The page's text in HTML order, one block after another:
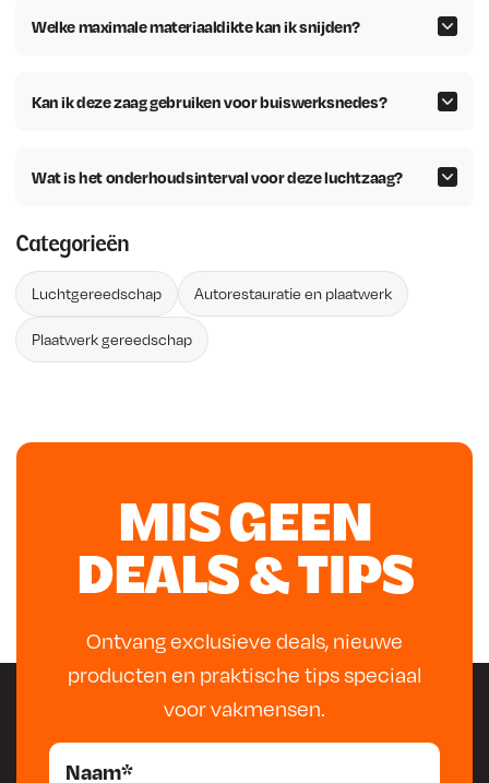
Welke maximale materiaaldikte kan ik snijden?
Kan ik deze zaag gebruiken voor buiswerksnedes?
Wat is het onderhoudsinterval voor deze luchtzaag?
Categorieën
Luchtgereedschap Autorestauratie en plaatwerk
Plaatwerk gereedschap
MIS GEEN
DEALS & TIPS
Ontvang exclusieve deals, nieuwe
producten en praktische tips speciaal
voor vakmensen.